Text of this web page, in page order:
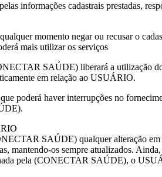
informações cadastrais prestadas,
momento negar ou recusar o
mais utilizar os serviços
SAÚDE) liberará a utilização
em relação ao USUÁRIO.
poderá haver interrupções no
SAÚDE) qualquer alteração em
mantendo-os sempre atualizados.
pela (CONECTAR SAÚDE), o